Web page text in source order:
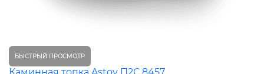
БЫСТРЫЙ ПРОСМОТР